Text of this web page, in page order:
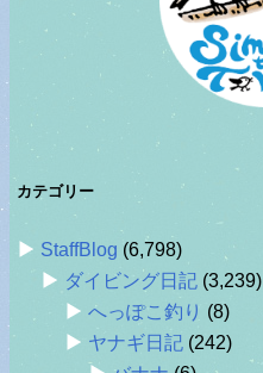
カテゴリー
StaffBlog (6,798)
ダイビング日記 (3,239)
へっぽこ釣り (8)
ヤナギ日記 (242)